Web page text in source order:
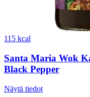
115 kcal
Santa Maria Wok
Black Pepper
Näytä tiedot